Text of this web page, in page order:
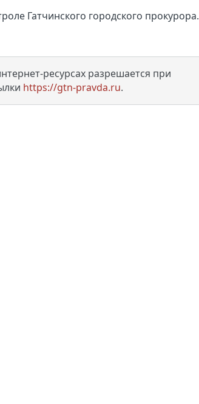
Гатчинского городского прокурора.
ресурсах разрешается при
https://gtn-pravda.ru.